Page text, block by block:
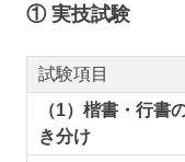
① 実技試験
試験項目
（1）楷書・行書
き分け